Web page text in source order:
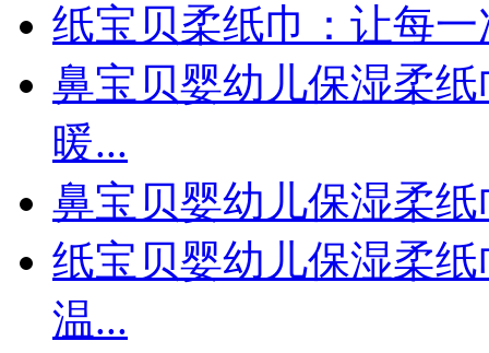
纸宝贝柔纸巾：让每
鼻宝贝婴幼儿保湿柔
暖...
鼻宝贝婴幼儿保湿柔
纸宝贝婴幼儿保湿柔
温...